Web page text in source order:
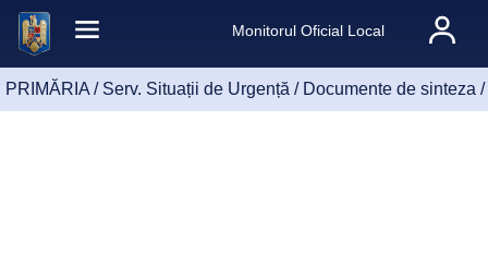
Monitorul Oficial Local
PRIMĂRIA / Serv. Situații de Urgență / Documente de sinteza /